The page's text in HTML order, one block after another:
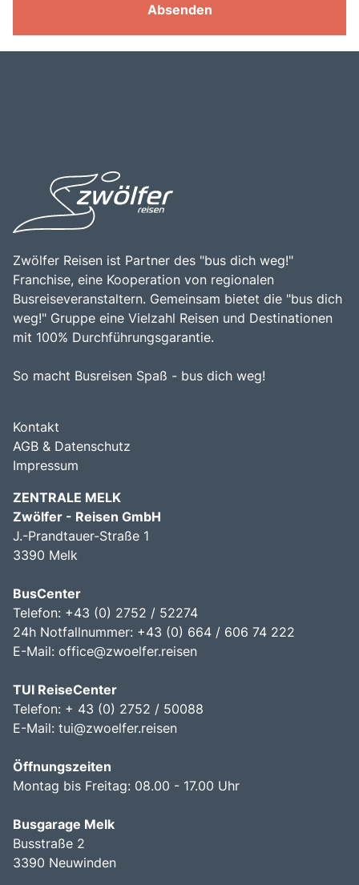
Absenden
Zwölfer Reisen ist Partner des "bus dich weg!"
Franchise, eine Kooperation von regionalen
Busreiseveranstaltern. Gemeinsam bietet die "bus dich
weg!" Gruppe eine Vielzahl Reisen und Destinationen
mit 100% Durchführungsgarantie.
So macht Busreisen Spaß - bus dich weg!
Kontakt
AGB & Datenschutz
Impressum
ZENTRALE MELK
Zwölfer - Reisen GmbH
J.-Prandtauer-Straße 1
3390 Melk
BusCenter
Telefon: +43 (0) 2752 / 52274
24h Notfallnummer: +43 (0) 664 / 606 74 222
E-Mail: office@zwoelfer.reisen
TUI ReiseCenter
Telefon: + 43 (0) 2752 / 50088
E-Mail: tui@zwoelfer.reisen
Öffnungszeiten
Montag bis Freitag: 08.00 - 17.00 Uhr
Busgarage Melk
Busstraße 2
3390 Neuwinden